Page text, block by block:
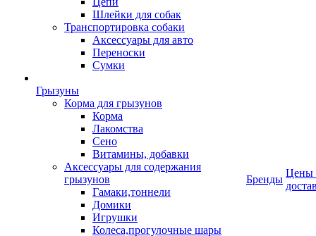
Шлейки для собак
Транспортировка собаки
Аксессуары для авто
Переноски
Сумки
Грызуны
Корма для грызунов
Корма
Лакомства
Сено
Витамины, добавки
Аксессуары для содержания
грызунов
Гамаки,тоннели
Домики
Игрушки
Колеса,прогулочные шары
Бренды
Цены